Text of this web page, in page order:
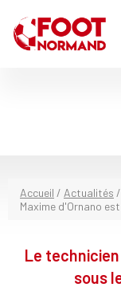
Accueil / Actualités /
Maxime d'Ornano
Le
sous